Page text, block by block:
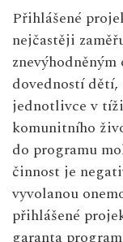
Přihlášené
nejčastěji
dovedností dětí,
jednotlivce v
komunitního
do programu
činnost je
vyvolanou
přihlášené
garanta